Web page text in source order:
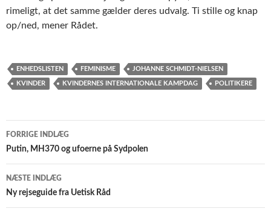
rimeligt, at det samme gælder deres udvalg. Ti stille og knap
op/ned, mener Rådet.
ENHEDSLISTEN FEMINISME JOHANNE SCHMIDT-NIELSEN
KVINDER KVINDERNES INTERNATIONALE KAMPDAG POLITIKERE
Indlægsnavigation
FORRIGE INDLÆG
Putin, MH370 og ufoerne på Sydpolen
NÆSTE INDLÆG
Ny rejseguide fra Uetisk Råd